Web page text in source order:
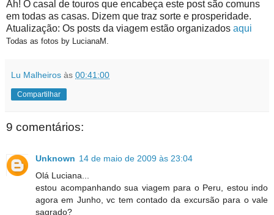
Ah! O casal de touros que encabeça este post são comuns
em todas as casas. Dizem que traz sorte e prosperidade.
Atualização: Os posts da viagem estão organizados aqui
Todas as fotos by LucianaM.
Lu Malheiros às 00:41:00
Compartilhar
9 comentários:
Unknown 14 de maio de 2009 às 23:04
Olá Luciana...
estou acompanhando sua viagem para o Peru, estou indo
agora em Junho, vc tem contado da excursão para o vale
sagrado?